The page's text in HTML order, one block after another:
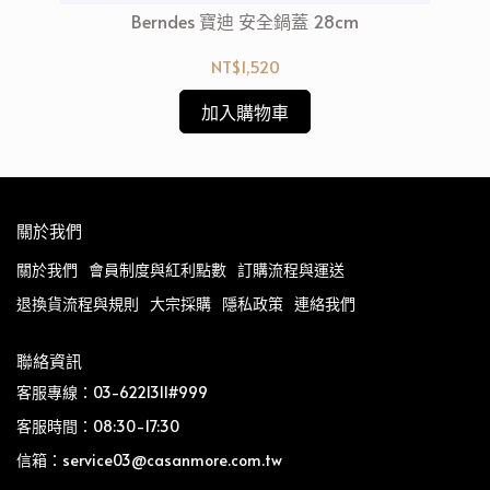
Berndes 寶迪 安全鍋蓋 28cm
NT$1,520
加入購物車
關於我們
關於我們 會員制度與紅利點數 訂購流程與運送
退換貨流程與規則 大宗採購 隱私政策 連絡我們
聯絡資訊
客服專線：03-6221311#999
客服時間：08:30-17:30
信箱：service03@casanmore.com.tw